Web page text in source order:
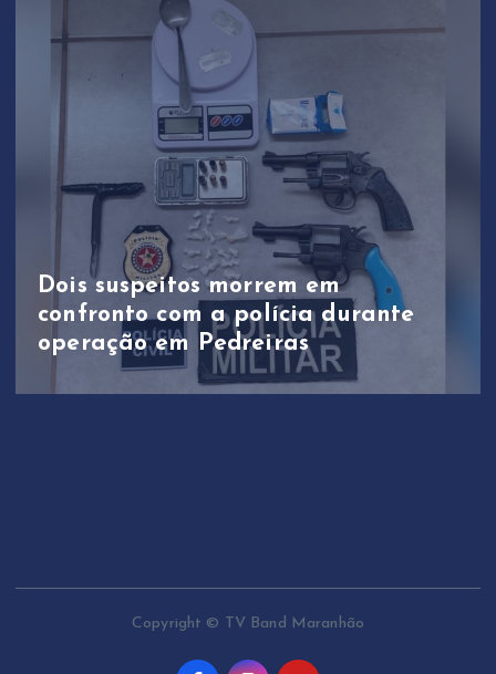
Dois suspeitos morrem em
confronto com a polícia durante
operação em Pedreiras
Copyright © TV Band Maranhão